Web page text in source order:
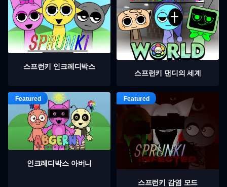
스프런키 인크레디박스
스프런키 댄디의 세계
인크레디박스 아버니
스프런키 감염 모드